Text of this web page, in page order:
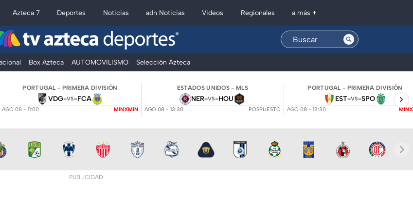
Azteca 7 Deportes Noticias adn Noticias Videos Regionales a más +
Box Azteca AUTOMOVILISMO Selección Azteca
PORTUGAL - PRIMERA DIVISIÓN
VDG-VS-FCA
AGO 08 - 11:00 MINXMIN
ESTADOS UNIDOS - MLS
NER-VS-HOU
AGO 08 - 13:30 POSPUESTO
PORTUGAL - PRIMERA DIVISIÓN
EST-VS-SPO
AGO 08 - 13:30
PUBLICIDAD